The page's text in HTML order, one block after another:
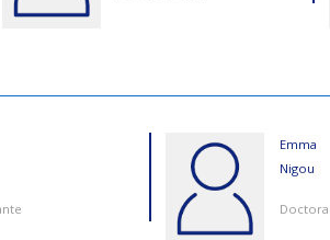
Emma
Nigou